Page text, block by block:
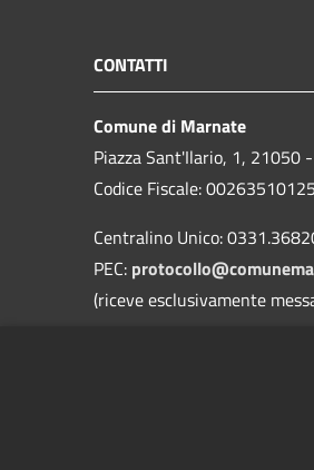
CONTATTI
Comune di Marnate
Piazza Sant'Ilario, 1, 21050
Codice Fiscale:
Centralino Unico:
PEC:
(riceve esclusivamente